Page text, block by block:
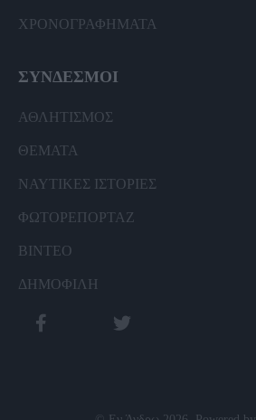
ΧΡΟΝΟΓΡΑΦΗΜΑΤΑ
ΣΥΝΔΕΣΜΟΙ
ΑΘΛΗΤΙΣΜΟΣ
ΘΕΜΑΤΑ
ΝΑΥΤΙΚΕΣ ΙΣΤΟΡΙΕΣ
ΦΩΤΟΡΕΠΟΡΤΑΖ
ΒΙΝΤΕΟ
ΔΗΜΟΦΙΛΗ